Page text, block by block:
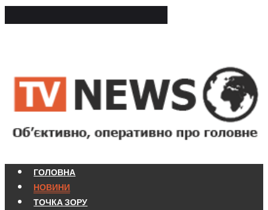
ГОЛОВНА
НОВИНИ
ТОЧКА ЗОРУ